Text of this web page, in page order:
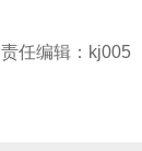
责任编辑：kj005